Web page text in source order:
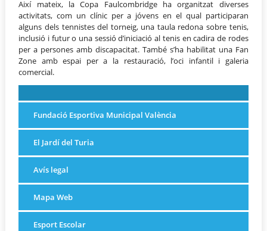
Així mateix, la Copa Faulcombridge ha organitzat diverses
activitats, com un clínic per a jóvens en el qual participaran
alguns dels tennistes del torneig, una taula redona sobre tenis,
inclusió i futur o una sessió d’iniciació al tenis en cadira de rodes
per a persones amb discapacitat. També s’ha habilitat una Fan
Zone amb espai per a la restauració, l’oci infantil i galeria
comercial.
Fundació Esportiva Municipal València
El Jardí del Turia
Avís legal
Mapa Web
Esport Escolar